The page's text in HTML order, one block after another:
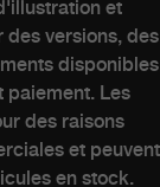
et
versions, des
disponibles
paiement. Les
des raisons
et peuvent
en stock.